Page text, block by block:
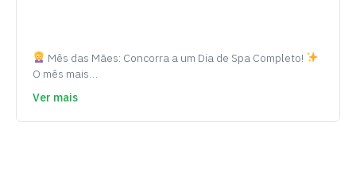
Mês das Mães: Concorra a um Dia de Spa Completo!
O mês mais…
Ver mais